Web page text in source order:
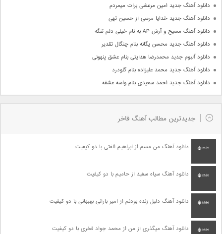
دانلود آهنگ جدید امین مرعشی برات میمردم
دانلود آهنگ جدید خدایا مرسی از حسین تهی
دانلود آهنگ مسیح و آرش AP به نام خیلی دلم تنگه
دانلود آهنگ جدید محسن یگانه بنام چنگال تقدیر
دانلود آلبوم جدید محمدرضا هدایتی بنام عشق پنهونی
دانلود آهنگ جدید محمد علیزاده بنام گلودرد
دانلود آهنگ جدید احمد سعیدی بنام واسه عشقه
جدیدترین مطالب آهنگ فاخر
دانلود آهنگ من مسم از ابراهیم الفتی با دو کیفیت
دانلود آهنگ سیاه سفید از حامیم با دو کیفیت
دانلود آهنگ دلیل زنده بودنم از امیر بارانی بهبهانی با دو کیفیت
دانلود آهنگ میگذری از من از محمد جواد فخری با دو کیفیت